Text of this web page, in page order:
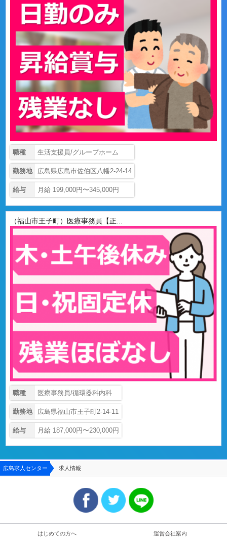
職種 生活支援員/グループホーム
勤務地 広島県広島市佐伯区八幡2-24-14
給与 月給 199,000円〜345,000円
（福山市王子町）医療事務員【正...
職種 医療事務員/循環器科内科
勤務地 広島県福山市王子町2-14-11
給与 月給 187,000円〜230,000円
広島求人センター 求人情報
はじめての方へ 運営会社案内